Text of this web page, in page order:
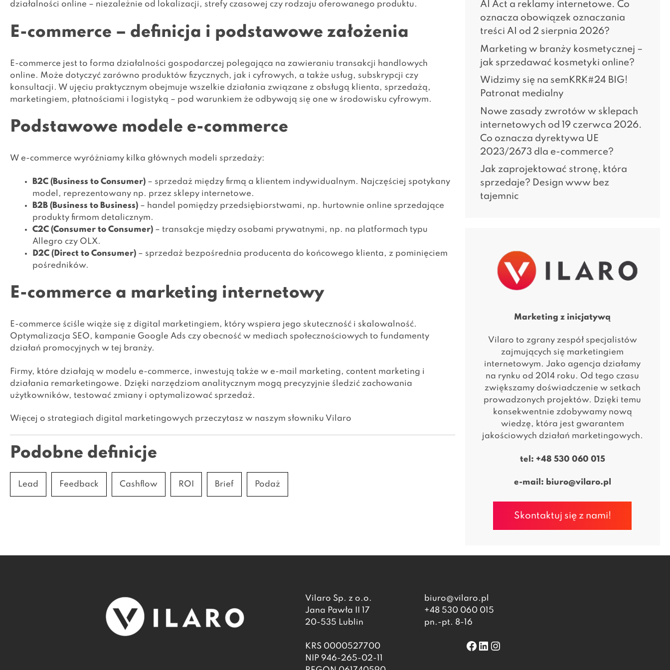
działalności online – niezależnie od lokalizacji, strefy czasowej czy rodzaju oferowanego produktu.
E-commerce – definicja i podstawowe założenia
E-commerce jest to forma działalności gospodarczej polegająca na zawieraniu transakcji handlowych
online. Może dotyczyć zarówno produktów fizycznych, jak i cyfrowych, a także usług, subskrypcji czy
konsultacji. W ujęciu praktycznym obejmuje wszelkie działania związane z obsługą klienta, sprzedażą,
marketingiem, płatnościami i logistyką – pod warunkiem że odbywają się one w środowisku cyfrowym.
Podstawowe modele e-commerce
W e-commerce wyróżniamy kilka głównych modeli sprzedaży:
B2C (Business to Consumer) – sprzedaż między firmą a klientem indywidualnym. Najczęściej spotykany
model, reprezentowany np. przez sklepy internetowe.
B2B (Business to Business) – handel pomiędzy przedsiębiorstwami, np. hurtownie online sprzedające
produkty firmom detalicznym.
C2C (Consumer to Consumer) – transakcje między osobami prywatnymi, np. na platformach typu
Allegro czy OLX.
D2C (Direct to Consumer) – sprzedaż bezpośrednia producenta do końcowego klienta, z pominięciem
pośredników.
E-commerce a marketing internetowy
E-commerce ściśle wiąże się z digital marketingiem, który wspiera jego skuteczność i skalowalność.
Optymalizacja SEO, kampanie Google Ads czy obecność w mediach społecznościowych to fundamenty
działań promocyjnych w tej branży.
Firmy, które działają w modelu e-commerce, inwestują także w e-mail marketing, content marketing i
działania remarketingowe. Dzięki narzędziom analitycznym mogą precyzyjnie śledzić zachowania
użytkowników, testować zmiany i optymalizować sprzedaż.
Więcej o strategiach digital marketingowych przeczytasz w naszym słowniku Vilaro
Podobne definicje
Lead Feedback Cashflow ROI Brief Podaż
AI Act a reklamy internetowe. Co
oznacza obowiązek oznaczania
treści AI od 2 sierpnia 2026?
Marketing w branży kosmetycznej –
jak sprzedawać kosmetyki online?
Widzimy się na semKRK#24 BIG!
Patronat medialny
Nowe zasady zwrotów w sklepach
internetowych od 19 czerwca 2026.
Co oznacza dyrektywa UE
2023/2673 dla e-commerce?
Jak zaprojektować stronę, która
sprzedaje? Design www bez
tajemnic
Marketing z inicjatywą
Vilaro to zgrany zespół specjalistów
zajmujących się marketingiem
internetowym. Jako agencja działamy
na rynku od 2014 roku. Od tego czasu
zwiększamy doświadczenie w setkach
prowadzonych projektów. Dzięki temu
konsekwentnie zdobywamy nową
wiedzę, która jest gwarantem
jakościowych działań marketingowych.
tel: +48 530 060 015
e-mail: biuro@vilaro.pl
Skontaktuj się z nami!
Vilaro Sp. z o.o.
Jana Pawła II 17
20-535 Lublin
KRS 0000527700
NIP 946-265-02-11
biuro@vilaro.pl
+48 530 060 015
pn.-pt. 8-16
Facebook LinkedIn Instagram